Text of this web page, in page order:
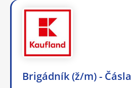
Brigádník (ž/m) -